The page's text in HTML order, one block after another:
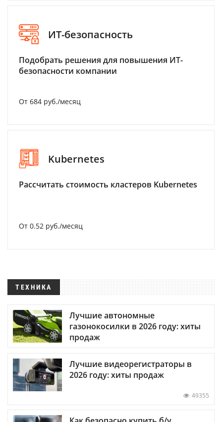
ИТ-безопасность
Подобрать решения для повышения ИТ-
безопасности компании
От 684 руб./месяц
Kubernetes
Рассчитать стоимость кластеров Kubernetes
От 0.52 руб./месяц
ТЕХНИКА
Лучшие автономные
газонокосилки в 2026 году: хиты
продаж
Лучшие видеорегистраторы в
2026 году: хиты продаж
49355